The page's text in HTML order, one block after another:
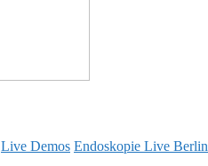
Live Demos Endoskopie Live Berlin